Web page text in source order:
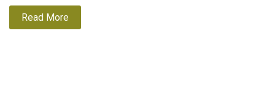
Read More